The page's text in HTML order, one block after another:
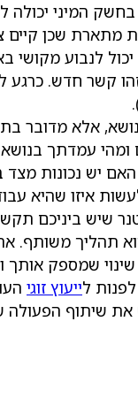
המיני יכולה
מתארת שכן קיים
לנבוע מקושי
קשר חדש. כרגע
אלא מדובר
ומהי עמדתך
יש נכונות מצד
איזו שהיא
שיש ביניכם
תהליך משותף.
שמספק אותך
לייעוץ זוגי
את שיתוף הפעולה